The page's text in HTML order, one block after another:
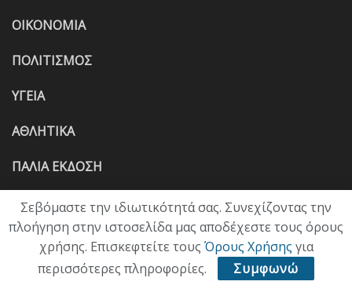
ΟΙΚΟΝΟΜΙΑ
ΠΟΛΙΤΙΣΜΟΣ
ΥΓΕΙΑ
ΑΘΛΗΤΙΚΑ
ΠΑΛΙΑ ΕΚΔΟΣΗ
Σεβόμαστε την ιδιωτικότητά σας. Συνεχίζοντας την
πλοήγηση στην ιστοσελίδα μας αποδέχεστε τους όρους
χρήσης. Επισκεφτείτε τους Όρους Χρήσης για
περισσότερες πληροφορίες.
Συμφωνώ